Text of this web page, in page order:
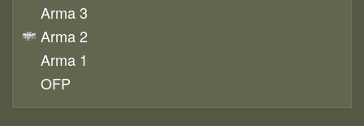
Arma 3
Arma 2
Arma 1
OFP